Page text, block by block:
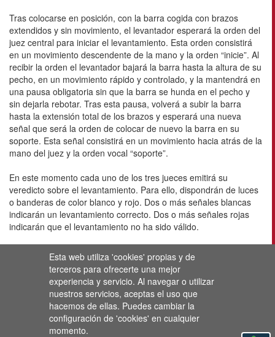
Esta web utiliza 'cookies' propias y de
terceros para ofrecerte una mejor
experiencia y servicio. Al navegar o utilizar
nuestros servicios, aceptas el uso que
hacemos de ellas. Puedes cambiar la
configuración de 'cookies' en cualquier
momento.
Tras colocarse en posición, con la barra cogida con brazos
extendidos y sin movimiento, el levantador esperará la orden del
juez central para iniciar el levantamiento. Esta orden consistirá
en un movimiento descendente de la mano y la orden “inicie”. Al
recibir la orden el levantador bajará la barra hasta la altura de su
pecho, en un movimiento rápido y controlado, y la mantendrá en
una pausa obligatoria sin que la barra se hunda en el pecho y
sin dejarla rebotar. Tras esta pausa, volverá a subir la barra
hasta la extensión total de los brazos y esperará una nueva
señal que será la orden de colocar de nuevo la barra en su
soporte. Esta señal consistirá en un movimiento hacia atrás de la
mano del juez y la orden vocal “soporte”.
En este momento cada uno de los tres jueces emitirá su
veredicto sobre el levantamiento. Para ello, dispondrán de luces
o banderas de color blanco y rojo. Dos o más señales blancas
indicarán un levantamiento correcto. Dos o más señales rojas
indicarán que el levantamiento no ha sido válido.